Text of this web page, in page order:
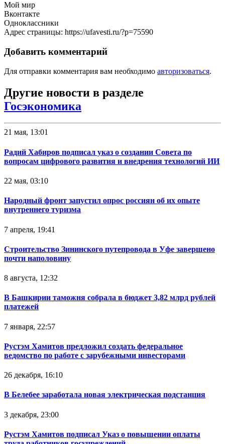
Мой мир
Вконтакте
Одноклассники
Адрес страницы: https://ufavesti.ru/?p=75590
Добавить комментарий
Для отправки комментария вам необходимо авторизоваться.
Другие новости в разделе
Госэкономика
21 мая, 13:01
Радий Хабиров подписал указ о создании Совета по
вопросам цифрового развития и внедрения технологий ИИ
22 мая, 03:10
Народный фронт запустил опрос россиян об их опыте
внутреннего туризма
7 апреля, 19:41
Строительство Зининского путепровода в Уфе завершено
почти наполовину
8 августа, 12:32
В Башкирии таможня собрала в бюджет 3,82 млрд рублей
платежей
7 января, 22:57
Рустэм Хамитов предложил создать федеральное
ведомство по работе с зарубежными инвесторами
26 декабря, 16:10
В Белебее заработала новая электрическая подстанция
3 декабря, 23:00
Рустэм Хамитов подписал Указ о повышении оплаты